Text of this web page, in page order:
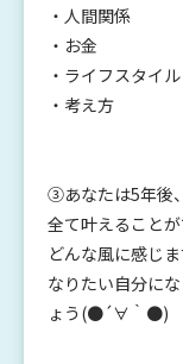
・人間関係
・お金
・ライフスタイル
・考え方
③あなたは5年後
全て叶えることが
どんな風に感じ
なりたい自分に
ょう(●´∀｀●)